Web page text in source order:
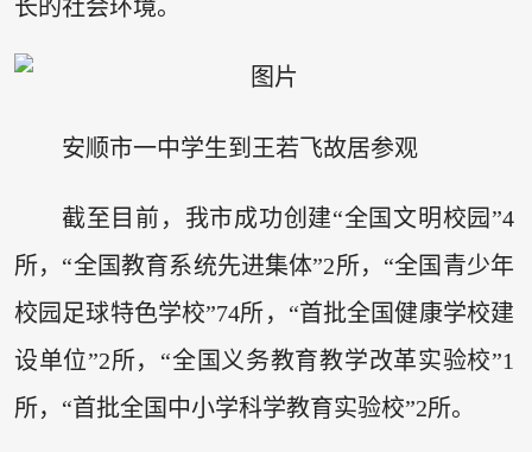
长的社会环境。
安顺市一中学生到王若飞故居参观
截至目前，我市成功创建“全国文明校园”4
所，“全国教育系统先进集体”2所，“全国青少年
校园足球特色学校”74所，“首批全国健康学校建
设单位”2所，“全国义务教育教学改革实验校”1
所，“首批全国中小学科学教育实验校”2所。